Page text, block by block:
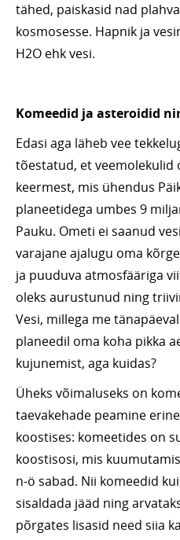
tähed, paiskasid nad
kosmosesse. Hapnik ja
H2O ehk vesi.
Komeedid ja asteroidid
Edasi aga läheb vee
tõestatud, et veemolekulid
keermest, mis ühendus
planeetidega umbes 9
Pauku. Ometi ei saanud
varajane ajalugu oma
ja puuduva atmosfääriga
oleks aurustunud ning
Vesi, millega me
planeedil oma koha pikka
kujunemist, aga kuidas?
Üheks võimaluseks on
taevakehade peamine
koostises: komeetides on
koostisosi, mis
n-ö sabad. Nii komeedid
sisaldada jääd ning
põrgates lisasid need siia